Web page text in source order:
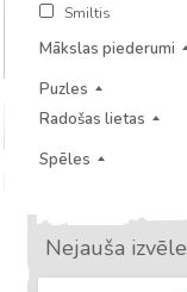
Smiltis
Mākslas piederumi
Puzles
Radošas lietas
Spēles
Nejauša izvēle